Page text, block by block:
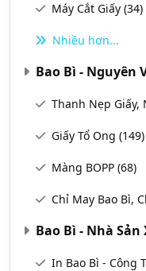
Máy Cắt Giấy (34)
Nhiều hơn...
Bao Bì - Nguyên
Thanh Nẹp Giấy,
Giấy Tổ Ong (149)
Màng BOPP (68)
Chỉ May Bao Bì,
Bao Bì - Nhà
In Bao Bì - Công